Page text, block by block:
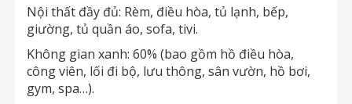
Nội thất đầy đủ: Rèm, điều hòa, tủ lạnh, bếp,
giường, tủ quần áo, sofa, tivi.
Không gian xanh: 60% (bao gồm hồ điều hòa,
công viên, lối đi bộ, lưu thông, sân vườn, hồ bơi,
gym, spa…).